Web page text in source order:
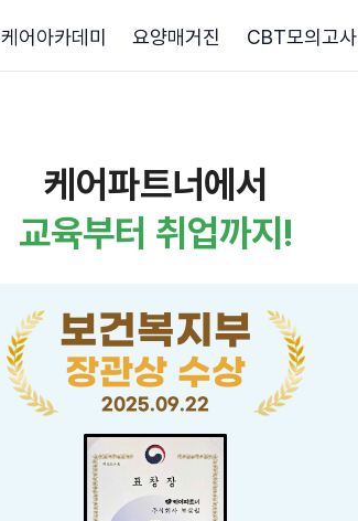
케어아카데미 요양매거진 CBT모의고사
케어파트너에서
교육부터 취업까지!
보건복지부
장관상 수상
2025.09.22